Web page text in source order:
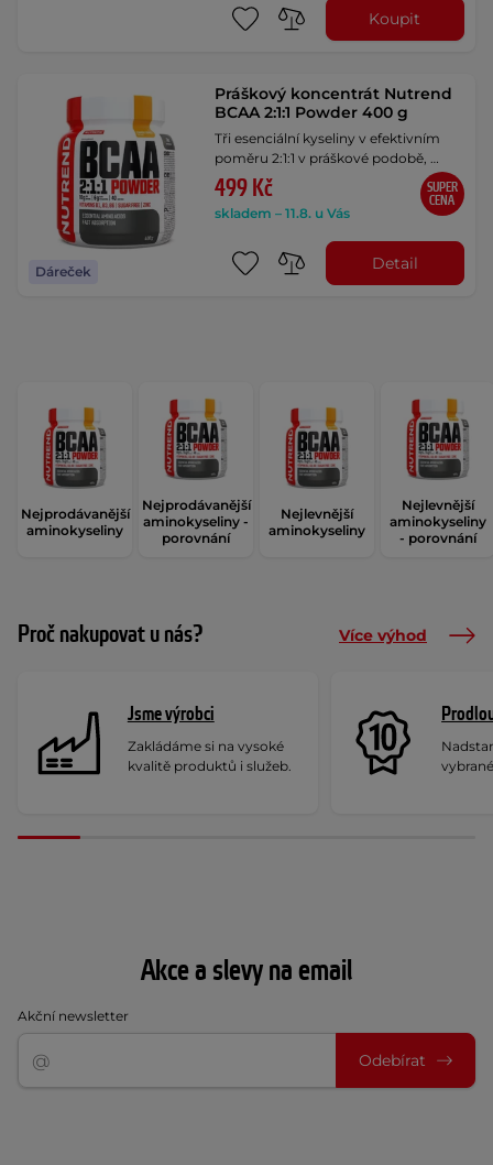
Koupit
Dáreček
Práškový koncentrát Nutrend
BCAA 2:1:1 Powder 400 g
Tři esenciální kyseliny v efektivním
poměru 2:1:1 v práškové podobě, …
499 Kč
skladem – 11.8. u Vás
SUPER
CENA
Detail
Nejprodávanější
aminokyseliny
Nejprodávanější
aminokyseliny -
porovnání
Nejlevnější
aminokyseliny
Nejlevnější
aminokyseliny
- porovnání
Proč nakupovat u nás? Více výhod
Jsme výrobci
Zakládáme si na vysoké
kvalitě produktů i služeb.
Akce a slevy na email
Akční newsletter
Odebírat